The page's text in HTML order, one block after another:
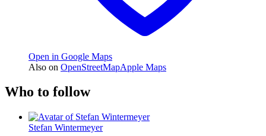
Open in Google Maps
Also on OpenStreetMapApple Maps
Who to follow
Stefan Wintermeyer